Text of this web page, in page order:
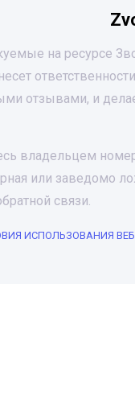
на ресурсе
отзывами, и
владельцем
или заведомо
связи.
ИСПОЛЬЗОВАНИЯ